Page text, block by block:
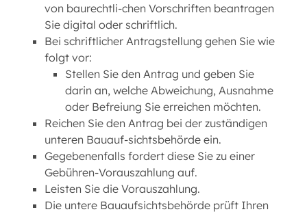
von baurechtli-chen Vorschriften beantragen
Sie digital oder schriftlich.
Bei schriftlicher Antragstellung gehen Sie wie
folgt vor:
Stellen Sie den Antrag und geben Sie
darin an, welche Abweichung, Ausnahme
oder Befreiung Sie erreichen möchten.
Reichen Sie den Antrag bei der zuständigen
unteren Bauauf-sichtsbehörde ein.
Gegebenenfalls fordert diese Sie zu einer
Gebühren-Vorauszahlung auf.
Leisten Sie die Vorauszahlung.
Die untere Bauaufsichtsbehörde prüft Ihren